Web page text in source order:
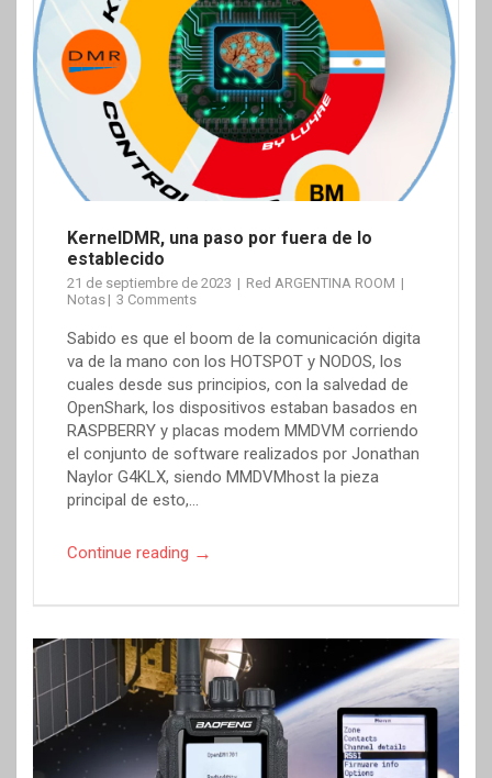
KernelDMR, una paso por fuera de lo
establecido
21 de septiembre de 2023
Red ARGENTINA ROOM
Notas
3 Comments
Sabido es que el boom de la comunicación digita
va de la mano con los HOTSPOT y NODOS, los
cuales desde sus principios, con la salvedad de
OpenShark, los dispositivos estaban basados en
RASPBERRY y placas modem MMDVM corriendo
el conjunto de software realizados por Jonathan
Naylor G4KLX, siendo MMDVMhost la pieza
principal de esto,…
Continue reading →